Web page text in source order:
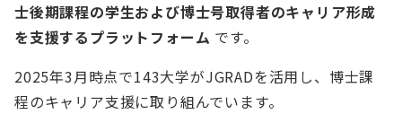
士後期課程の学生および博士号取得者のキャリア形成
を支援するプラットフォーム です。
2025年3月時点で143大学がJGRADを活用し、博士課
程のキャリア支援に取り組んでいます。